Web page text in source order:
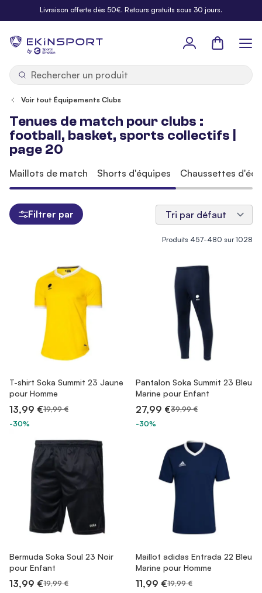
Allez au contenuLivraison offerte dès 50€. Retours gratuits sous 30 jours.
by
Panier
Voir tout Équipements Clubs
Tenues de match pour clubs :
football, basket, sports collectifs |
page 20
Produits 457-480 sur1028
T-shirt Soka Summit 23 Jaune
pour Homme
13,99 €19,99 €
-30%
Pantalon Soka Summit 23 Bleu
Marine pour Enfant
27,99 €39,99 €
-30%
Bermuda Soka Soul 23 Noir
pour Enfant
13,99 €19,99 €
Maillot adidas Entrada 22 Bleu
Marine pour Homme
11,99 €19,99 €
Maillots de match Shorts d'équipes Chaussettes
Filtrer par